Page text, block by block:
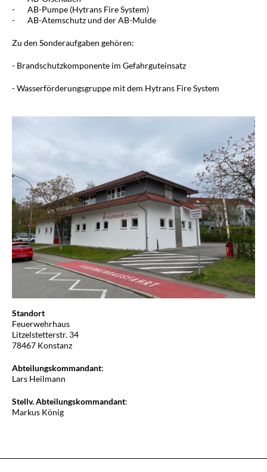
- AB-Pumpe (Hytrans Fire System)
- AB-Atemschutz und der AB-Mulde
Zu den Sonderaufgaben gehören:
- Brandschutzkomponente im Gefahrguteinsatz
- Wasserförderungsgruppe mit dem Hytrans Fire System
Standort
Feuerwehrhaus
Litzelstetterstr. 34
78467 Konstanz
Abteilungskommandant:
Lars Heilmann
Stellv.Abteilungskommandant:
Markus König